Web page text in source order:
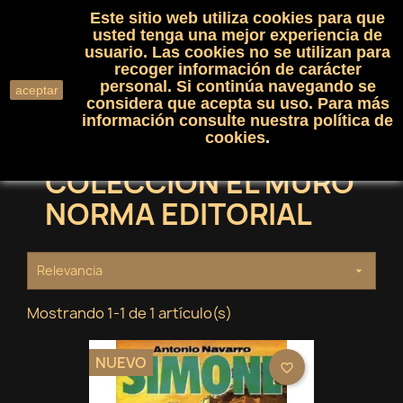
shopping_cart(0)

search
COLECCION EL MURO
NORMA EDITORIAL
Relevancia 
Mostrando 1-1 de 1 artículo(s)
NUEVO favorite_border
aceptar
Este sitio web utiliza cookies para que
usted tenga una mejor experiencia de
usuario. Las cookies no se utilizan para
recoger información de carácter
personal. Si continúa navegando se
considera que acepta su uso. Para más
información consulte nuestra política de
cookies.